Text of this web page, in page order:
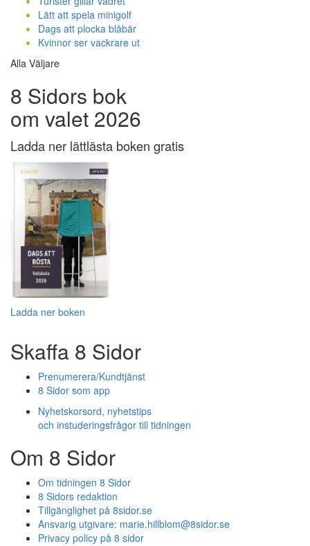
Lätt att spela minigolf
Dags att plocka blåbär
Kvinnor ser vackrare ut
Alla Väljare
8 Sidors bok
om valet 2026
Ladda ner lättlästa boken gratis
Ladda ner boken
Skaffa 8 Sidor
Prenumerera/Kundtjänst
8 Sidor som app
Nyhetskorsord, nyhetstips
och instuderingsfrågor till tidningen
Om 8 Sidor
Om tidningen 8 Sidor
8 Sidors redaktion
Tillgänglighet på 8sidor.se
Ansvarig utgivare: marie.hillblom@8sidor.se
Privacy policy på 8 sidor